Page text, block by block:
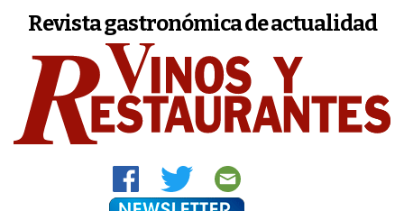
Revista gastronómica de actualidad